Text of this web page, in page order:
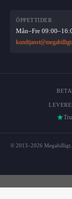
ÖPPETTIDER
Mån–Fre
© 2013–2026